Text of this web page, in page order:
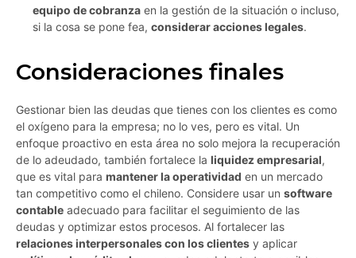
equipo de cobranza en la gestión de la situación o incluso,
si la cosa se pone fea, considerar acciones legales.
Consideraciones finales
Gestionar bien las deudas que tienes con los clientes es como
el oxígeno para la empresa; no lo ves, pero es vital. Un
enfoque proactivo en esta área no solo mejora la recuperación
de lo adeudado, también fortalece la liquidez empresarial,
que es vital para mantener la operatividad en un mercado
tan competitivo como el chileno. Considere usar un software
contable adecuado para facilitar el seguimiento de las
deudas y optimizar estos procesos. Al fortalecer las
relaciones interpersonales con los clientes y aplicar